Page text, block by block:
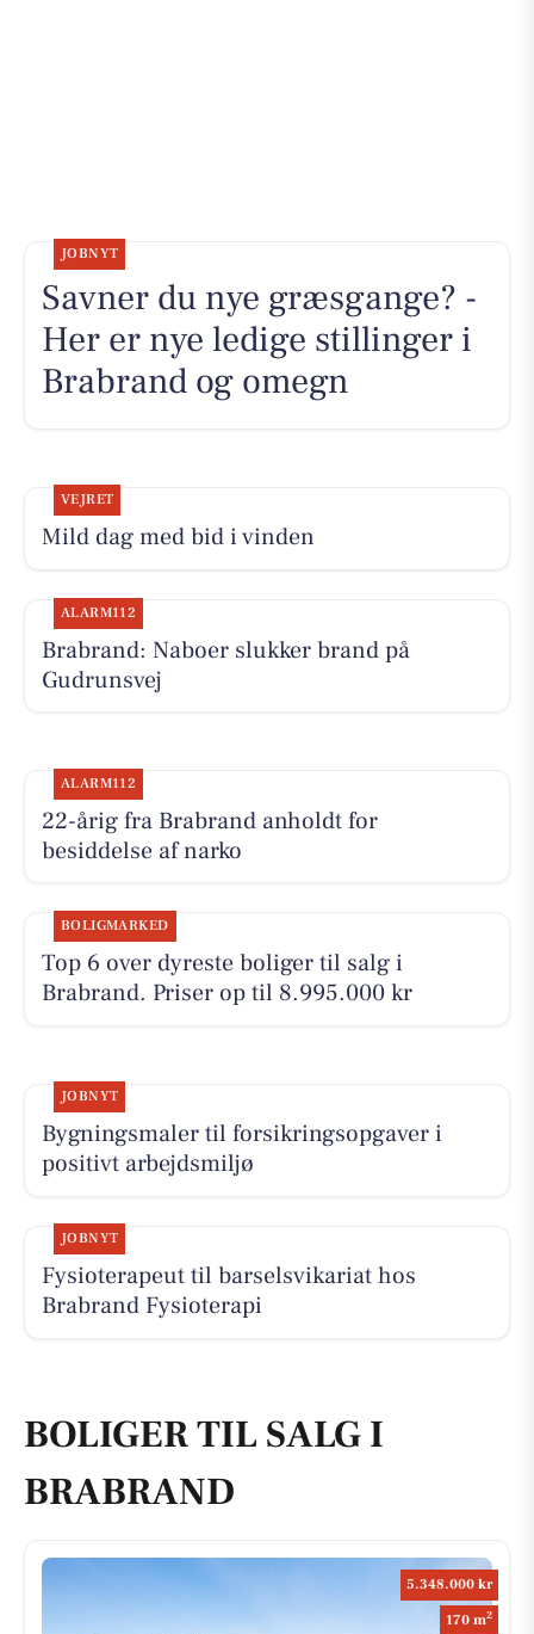
JOBNYT
Savner du nye græsgange? -
Her er nye ledige stillinger i
Brabrand og omegn
VEJRET
Mild dag med bid i vinden
ALARM112
Brabrand: Naboer slukker brand på
Gudrunsvej
ALARM112
22-årig fra Brabrand anholdt for
besiddelse af narko
BOLIGMARKED
Top 6 over dyreste boliger til salg i
Brabrand. Priser op til 8.995.000 kr
JOBNYT
Bygningsmaler til forsikringsopgaver i
positivt arbejdsmiljø
JOBNYT
Fysioterapeut til barselsvikariat hos
Brabrand Fysioterapi
BOLIGER TIL SALG I
BRABRAND
5.348.000 kr
170 m2